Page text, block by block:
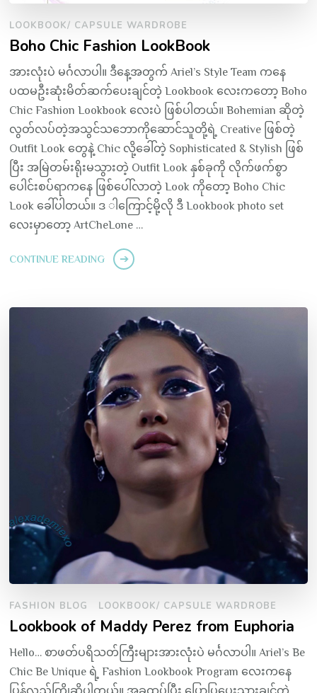
LOOKBOOK/ CAPSULE WARDROBE
Boho Chic Fashion LookBook
အားလုံးပဲ မင်္ဂလာပါ။ ဒီနေ့အတွက် Ariel’s Style Team ကနေ
ပထမဦးဆုံးမိတ်ဆက်ပေးချင်တဲ့ Lookbook လေးကတော့ Boho
Chic Fashion Lookbook လေးပဲ ဖြစ်ပါတယ်။ Bohemian ဆိုတဲ့
လွတ်လပ်တဲ့အသွင်သဘောကိုဆောင်သူတို့ရဲ့ Creative ဖြစ်တဲ့
Outfit Look တွေနဲ့ Chic လို့ခေါ်တဲ့ Sophisticated & Stylish ဖြစ်
ပြီး အမြဲတမ်းရိုးမသွားတဲ့ Outfit Look နှစ်ခုကို လိုက်ဖက်စွာ
ပေါင်းစပ်ရာကနေ ဖြစ်ပေါ်လာတဲ့ Look ကိုတော့ Boho Chic
Look ခေါ်ပါတယ်။ ဒ ါကြောင့်မို့လို ဒီ Lookbook photo set
လေးမှာတော့ ArtCheLone …
CONTINUE READING
FASHION BLOG LOOKBOOK/ CAPSULE WARDROBE
Lookbook of Maddy Perez from Euphoria
Hello… စာဖတ်ပရိသတ်ကြီးများအားလုံးပဲ မင်္ဂလာပါ။ Ariel’s Be
Chic Be Unique ရဲ့ Fashion Lookbook Program လေးကနေ